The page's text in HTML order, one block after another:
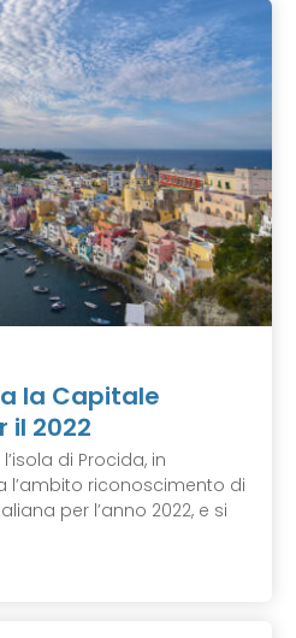
la Capitale
il 2022
di Procida, in
l’ambito riconoscimento di
per l’anno 2022, e si